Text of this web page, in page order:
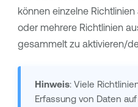
können einzelne
oder mehrere Richtlinien
gesammelt zu aktivieren/
Hinweis: Viele
Erfassung von Daten